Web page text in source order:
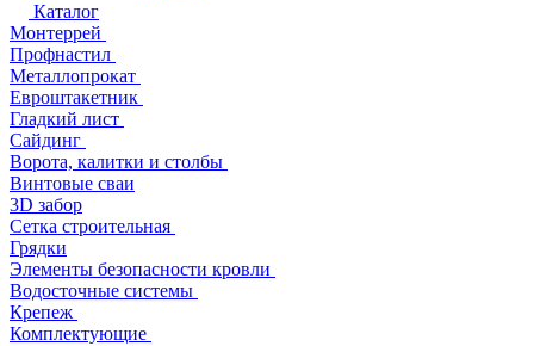
Каталог
Монтеррей
Профнастил
Металлопрокат
Евроштакетник
Гладкий лист
Сайдинг
Ворота, калитки и столбы
Винтовые сваи
3D забор
Сетка строительная
Грядки
Элементы безопасности кровли
Водосточные системы
Крепеж
Комплектующие